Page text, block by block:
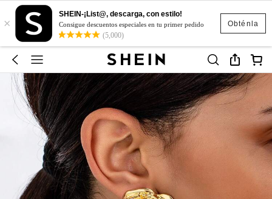
Obténla
×
SHEIN-¡List@, descarga, con estilo!
Consigue descuentos especiales en tu primer pedido
(5,000)